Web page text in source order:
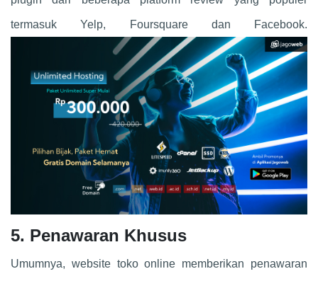
termasuk Yelp, Foursquare dan Facebook.
5. Penawaran Khusus
Umumnya, website toko online memberikan penawaran